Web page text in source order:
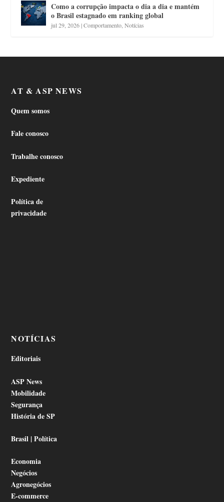
Como a corrupção impacta o dia a dia e mantém
o Brasil estagnado em ranking global
jul 29, 2026|Comportamento ,Notícias
AT & ASP NEWS
Quem somos
Fale conosco
Trabalhe conosco
Expediente
Política de
privacidade
NOTÍCIAS
Editoriais
ASP News
Mobilidade
Segurança
História de SP
Brasil | Política
Economia
Negócios
Agronegócios
E-commerce